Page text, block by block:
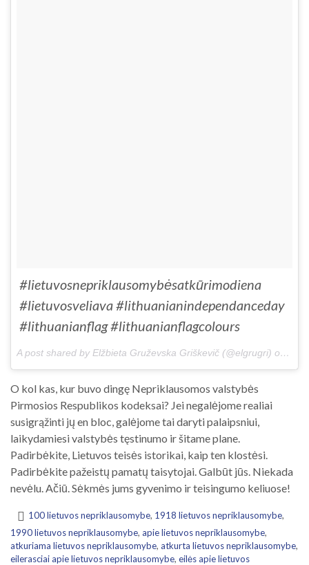
#lietuvosnepriklausomybėsatkūrimodiena
#lietuvosveliava #lithuanianindependanceday
#lithuanianflag #lithuanianflagcolours
A post shared by Elžbieta Gruževska Griškevič (@elgrugri) on
O kol kas, kur buvo dingę Nepriklausomos valstybės
Pirmosios Respublikos kodeksai? Jei negalėjome realiai
susigrąžinti jų en bloc, galėjome tai daryti palaipsniui,
laikydamiesi valstybės tęstinumo ir šitame plane.
Padirbėkite, Lietuvos teisės istorikai, kaip ten klostėsi.
Padirbėkite pažeistų pamatų taisytojai. Galbūt jūs. Niekada
nevėlu. Ačiū. Sėkmės jums gyvenimo ir teisingumo keliuose!
100 lietuvos nepriklausomybe, 1918 lietuvos nepriklausomybe,
1990 lietuvos nepriklausomybe, apie lietuvos nepriklausomybe,
atkuriama lietuvos nepriklausomybe, atkurta lietuvos nepriklausomybe,
eilerasciai apie lietuvos nepriklausomybe, eilės apie lietuvos